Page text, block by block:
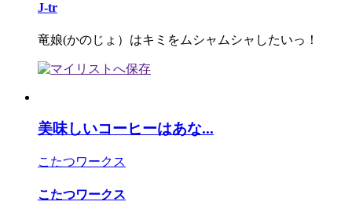
J-tr
竜娘(かのじょ）はキミをムシャムシャしたいっ！
美味しいコーヒーはあな...
こたつワークス
こたつワークス